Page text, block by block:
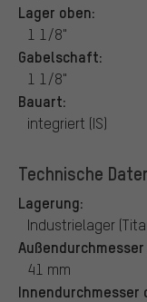
Lager oben:
1 1/8"
Gabelschaft:
1 1/8"
Bauart:
integriert (IS)
Technische
Lagerung:
Industrielager
41 mm
Innendurchmesser